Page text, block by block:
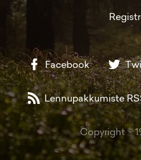
Facebook
Lennupakkumiste
Copyright ©